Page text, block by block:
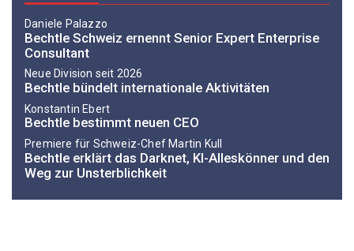
Daniele Palazzo
Bechtle Schweiz ernennt Senior Expert Enterprise
Consultant
Neue Division seit 2026
Bechtle bündelt internationale Aktivitäten
Konstantin Ebert
Bechtle bestimmt neuen CEO
Premiere für Schweiz-Chef Martin Kull
Bechtle erklärt das Darknet, KI-Alleskönner und den
Weg zur Unsterblichkeit